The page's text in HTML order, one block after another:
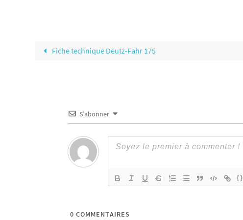
Fiche technique Deutz-Fahr 175
S’abonner
{}
0 COMMENTAIRES